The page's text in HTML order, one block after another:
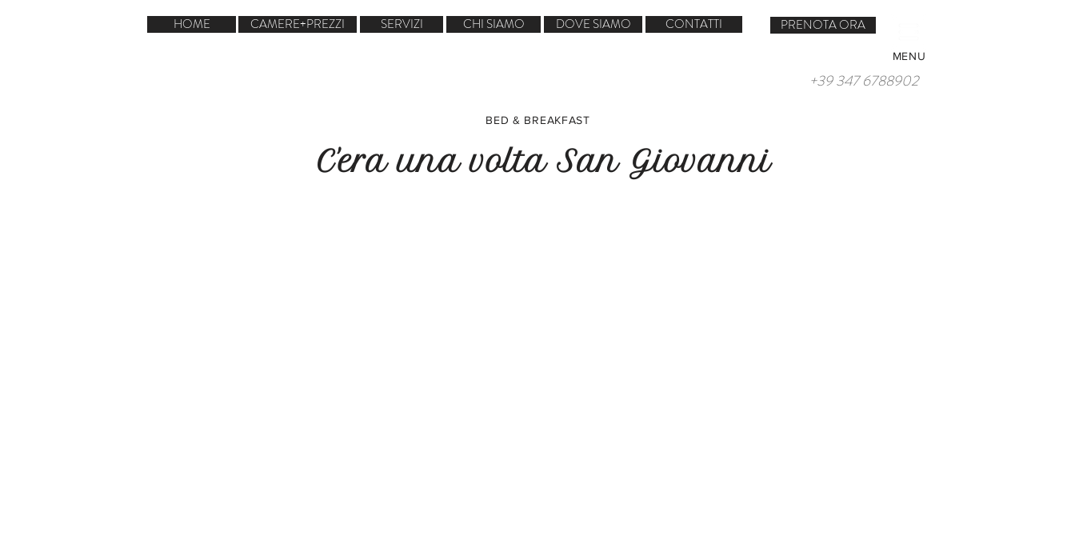
MENU
HOME CAMERE+PREZZI SERVIZI CHI SIAMO DOVE SIAMO CONTATTI PRENOTA ORA
+39 347 6788902
BED & BREAKFAST
C'era una volta San Giovanni